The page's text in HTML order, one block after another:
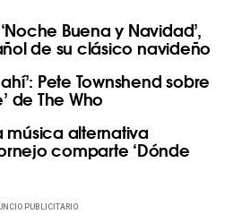
Buena y Navidad’,
de su clásico navideño
Pete Townshend sobre
de The Who
música alternativa
comparte ‘Dónde
PUBLICITARIO